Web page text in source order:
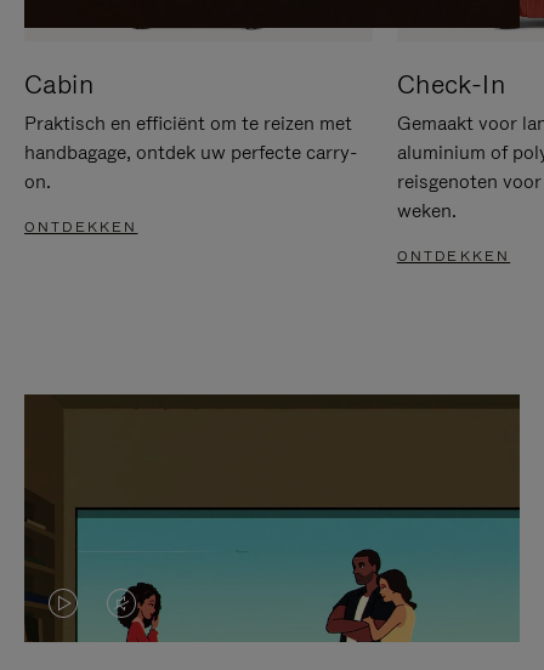
Cabin
Praktisch en efficiënt om te reizen met
handbagage, ontdek uw perfecte carry-
on.
ONTDEKKEN
Check-In
Gemaakt voor
aluminium of
reisgenoten
weken.
ONTDEKKEN
VIDEO
HET